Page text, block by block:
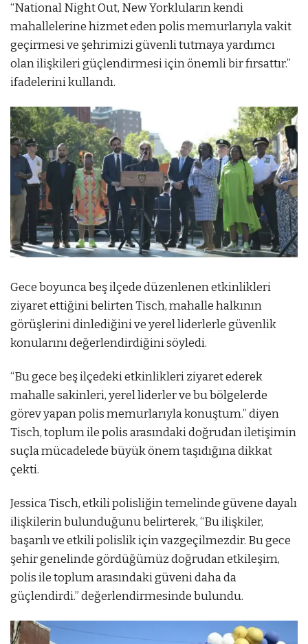
“National Night Out, New Yorkluların kendi
mahallelerine hizmet eden polis memurlarıyla vakit
geçirmesi ve şehrimizi güvenli tutmaya yardımcı
olan ilişkileri güçlendirmesi için önemli bir fırsattır.”
ifadelerini kullandı.
Gece boyunca beş ilçede düzenlenen etkinlikleri
ziyaret ettiğini belirten Tisch, mahalle halkının
görüşlerini dinlediğini ve yerel liderlerle güvenlik
konularını değerlendirdiğini söyledi.
“Bu gece beş ilçedeki etkinlikleri ziyaret ederek
mahalle sakinleri, yerel liderler ve bu bölgelerde
görev yapan polis memurlarıyla konuştum.” diyen
Tisch, toplum ile polis arasındaki doğrudan iletişimin
suçla mücadelede büyük önem taşıdığına dikkat
çekti.
Jessica Tisch, etkili polisliğin temelinde güvene dayalı
ilişkilerin bulunduğunu belirterek, “Bu ilişkiler,
başarılı ve etkili polislik için vazgeçilmezdir. Bu gece
şehir genelinde gördüğümüz doğrudan etkileşim,
polis ile toplum arasındaki güveni daha da
güçlendirdi.” değerlendirmesinde bulundu.